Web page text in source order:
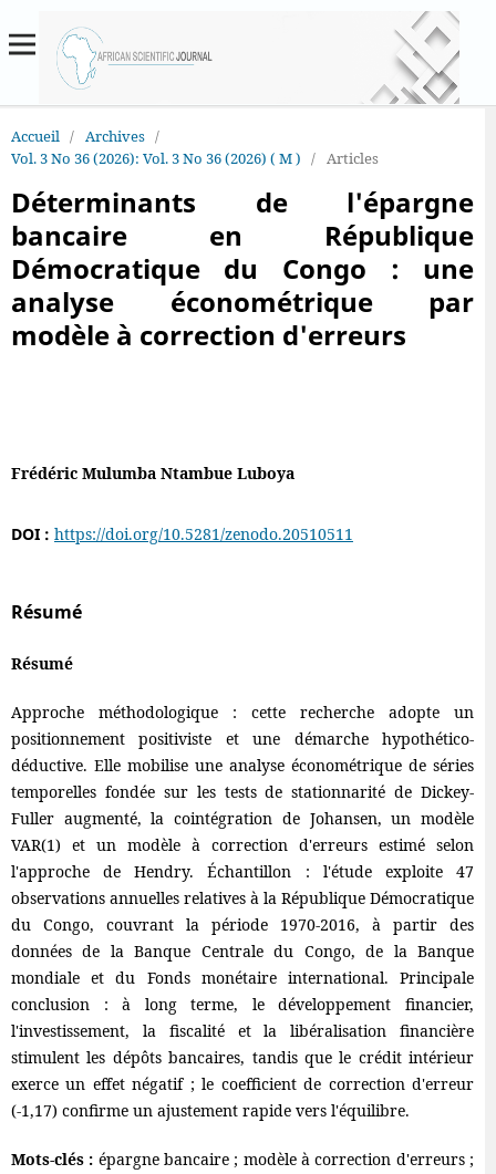
Accueil / Archives /
Vol. 3 No 36 (2026): Vol. 3 No 36 (2026) ( M ) / Articles
Déterminants de l'épargne
bancaire en République
Démocratique du Congo : une
analyse économétrique par
modèle à correction d'erreurs
Frédéric Mulumba Ntambue Luboya
DOI : https://doi.org/10.5281/zenodo.20510511
Résumé
Résumé
Approche méthodologique : cette recherche adopte un
positionnement positiviste et une démarche hypothético-
déductive. Elle mobilise une analyse économétrique de séries
temporelles fondée sur les tests de stationnarité de Dickey-
Fuller augmenté, la cointégration de Johansen, un modèle
VAR(1) et un modèle à correction d'erreurs estimé selon
l'approche de Hendry. Échantillon : l'étude exploite 47
observations annuelles relatives à la République Démocratique
du Congo, couvrant la période 1970-2016, à partir des
données de la Banque Centrale du Congo, de la Banque
mondiale et du Fonds monétaire international. Principale
conclusion : à long terme, le développement financier,
l'investissement, la fiscalité et la libéralisation financière
stimulent les dépôts bancaires, tandis que le crédit intérieur
exerce un effet négatif ; le coefficient de correction d'erreur
(-1,17) confirme un ajustement rapide vers l'équilibre.
Mots-clés : épargne bancaire ; modèle à correction d'erreurs ;